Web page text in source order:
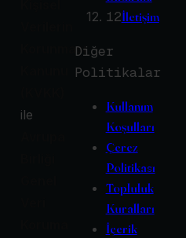
Korunması
ile
12İletişim
Diğer
Politikalar
Kullanım
Koşulları
Çerez
Politikası
Topluluk
Kuralları
İçerik